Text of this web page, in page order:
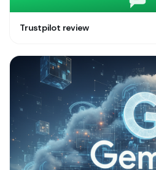
Trustpilot review